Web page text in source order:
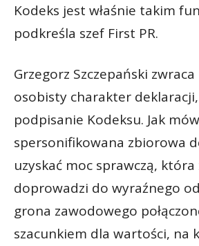
Kodeks jest właśnie takim
podkreśla szef First PR.
Grzegorz Szczepański
osobisty charakter
podpisanie Kodeksu. Jak
spersonifikowana zbiorowa
uzyskać moc sprawczą, która
doprowadzi do wyraźnego
grona zawodowego
szacunkiem dla wartości, na